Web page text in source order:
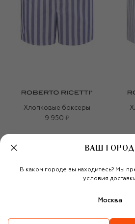
Хлопковые боксеры
9 950 ₽
ВАШ ГОРОД
В каком городе вы находитесь? Мы
условия
Москва